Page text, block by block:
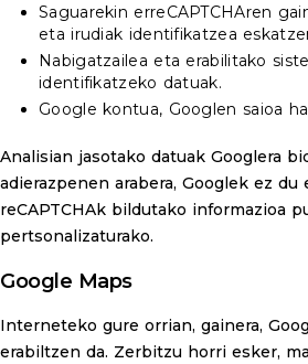
Saguarekin erreCAPTCHAren
eta irudiak identifikatzea
Nabigatzailea eta erabilitako
identifikatzeko datuak.
Google kontua, Googlen saioa
Analisian jasotako datuak Googlera
adierazpenen arabera, Googlek ez du
reCAPTCHAk bildutako informazioa
pertsonalizaturako.
Google Maps
Interneteko gure orrian, gainera,
erabiltzen da. Zerbitzu horri esker,